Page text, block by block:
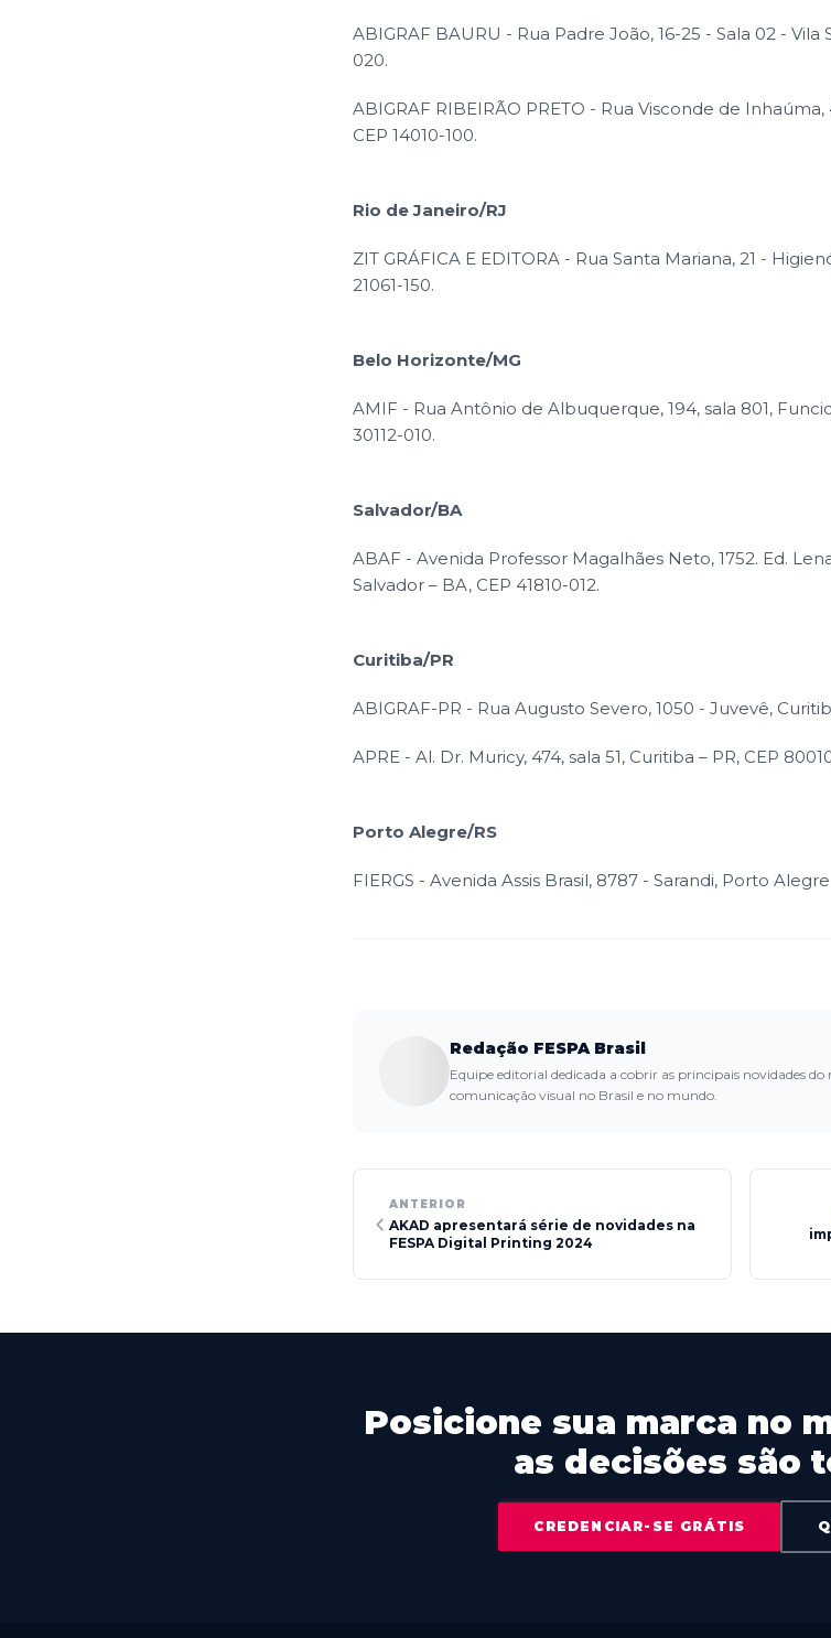
ABIGRAF BAURU - Rua Padre João, 16-25 - Sala 02 - Vila
020.
ABIGRAF RIBEIRÃO PRETO - Rua Visconde de
CEP 14010-100.
Rio de Janeiro/RJ
ZIT GRÁFICA E EDITORA - Rua Santa Mariana, 21 -
21061-150.
Belo Horizonte/MG
AMIF - Rua Antônio de Albuquerque, 194, sala 801,
30112-010.
Salvador/BA
ABAF - Avenida Professor Magalhães Neto, 1752. Ed.
Salvador – BA, CEP 41810-012.
Curitiba/PR
ABIGRAF-PR - Rua Augusto Severo, 1050 - Juvevê,
APRE - Al. Dr. Muricy, 474, sala 51, Curitiba – PR, CEP
Porto Alegre/RS
FIERGS - Avenida Assis Brasil, 8787 - Sarandi, Porto Alegre
Redação FESPA Brasil
Equipe editorial dedicada a cobrir as principais novidades
comunicação visual no Brasil e no mundo.
ANTERIOR
AKAD apresentará série de novidades na
FESPA Digital Printing 2024
Posicione sua marca no
as decisões são
CREDENCIAR-SE GRÁTIS